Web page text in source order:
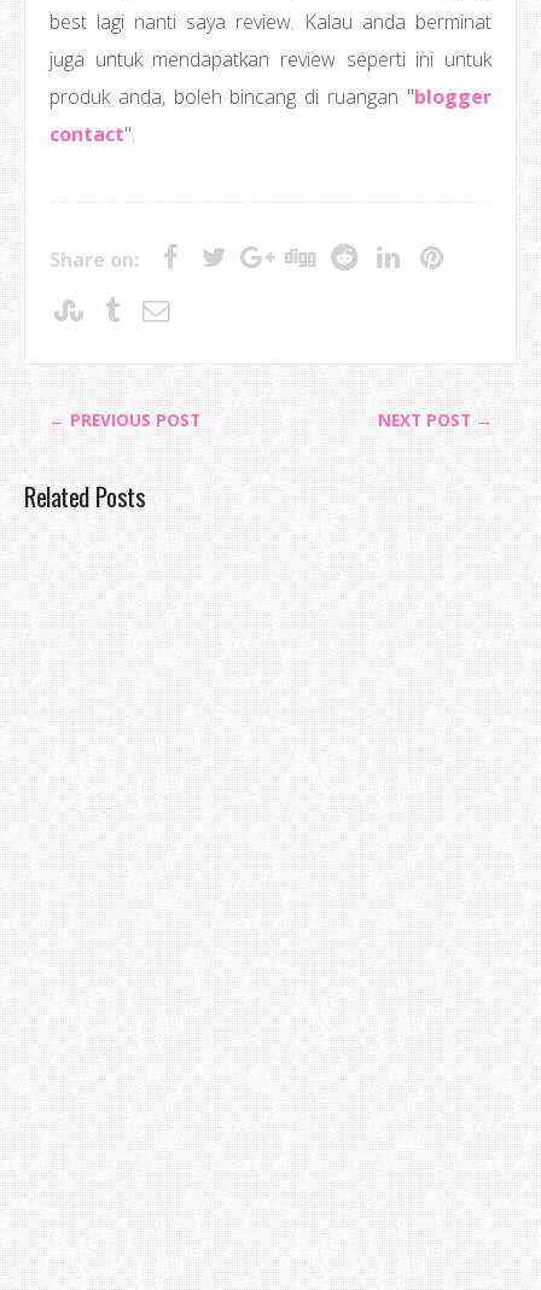
best lagi nanti saya review. Kalau anda berminat
juga untuk mendapatkan review seperti ini untuk
produk anda, boleh bincang di ruangan "blogger
contact".
Share on:
← PREVIOUS POST NEXT POST →
Related Posts